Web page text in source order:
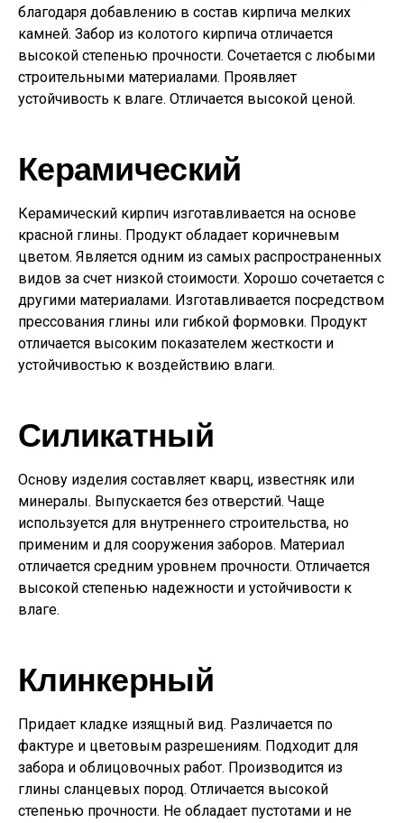
благодаря добавлению в состав кирпича мелких
камней. Забор из колотого кирпича отличается
высокой степенью прочности. Сочетается с любыми
строительными материалами. Проявляет
устойчивость к влаге. Отличается высокой ценой.
Керамический
Керамический кирпич изготавливается на основе
красной глины. Продукт обладает коричневым
цветом. Является одним из самых распространенных
видов за счет низкой стоимости. Хорошо сочетается с
другими материалами. Изготавливается посредством
прессования глины или гибкой формовки. Продукт
отличается высоким показателем жесткости и
устойчивостью к воздействию влаги.
Силикатный
Основу изделия составляет кварц, известняк или
минералы. Выпускается без отверстий. Чаще
используется для внутреннего строительства, но
применим и для сооружения заборов. Материал
отличается средним уровнем прочности. Отличается
высокой степенью надежности и устойчивости к
влаге.
Клинкерный
Придает кладке изящный вид. Различается по
фактуре и цветовым разрешениям. Подходит для
забора и облицовочных работ. Производится из
глины сланцевых пород. Отличается высокой
степенью прочности. Не обладает пустотами и не